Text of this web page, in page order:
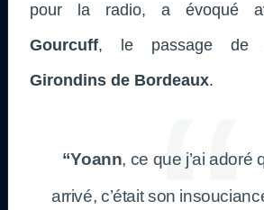
pour la radio, a évoqué
Gourcuff, le passage de
Girondins de Bordeaux.
“Yoann, ce que j’ai adoré
arrivé, c’était son